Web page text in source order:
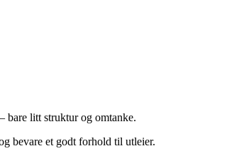
bare litt struktur og omtanke.
bevare et godt forhold til utleier.